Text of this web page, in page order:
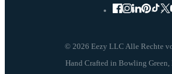
© 2026 Eezy LLC Alle Rechte